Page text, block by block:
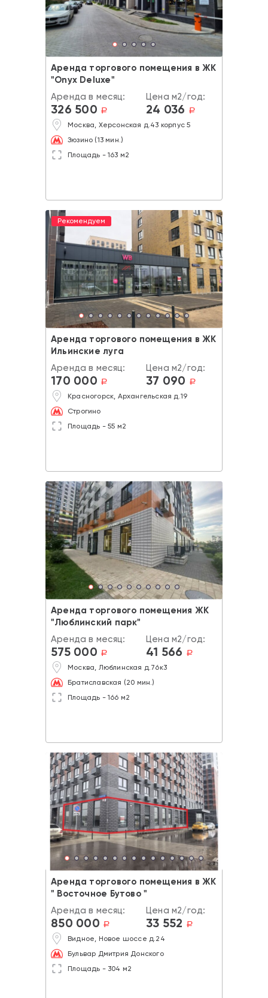
Аренда торгового помещения в ЖК
"Onyx Deluxe"
Аренда в месяц:
326 500 a
Цена м2/год:
24 036 a
Москва, Херсонская д.43 корпус 5
Зюзино (13 мин.)
Площадь - 163 м2
Рекомендуем
Аренда торгового помещения в ЖК
Ильинские луга
Аренда в месяц:
170 000 a
Цена м2/год:
37 090 a
Красногорск, Архангельская д.19
Строгино
Площадь - 55 м2
Аренда торгового помещения ЖК
"Люблинский парк"
Аренда в месяц:
575 000 a
Цена м2/год:
41 566 a
Москва, Люблинская д.76к3
Братиславская (20 мин.)
Площадь - 166 м2
Аренда торгового помещения в ЖК
" Восточное Бутово "
Аренда в месяц:
850 000 a
Цена м2/год:
33 552 a
Видное, Новое шоссе д.24
Бульвар Дмитрия Донского
Площадь - 304 м2